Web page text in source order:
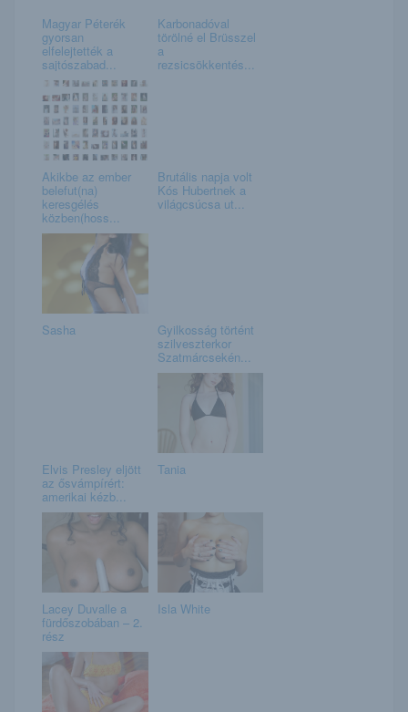
Magyar Péterék
gyorsan
elfelejtették a
sajtószabad...
Karbonadóval
törölné el Brüsszel
a
rezsicsökkentés...
Akikbe az ember
belefut(na)
keresgélés
közben(hoss...
Brutális napja volt
Kós Hubertnek a
világcsúcsa ut...
Sasha Gyilkosság történt
szilveszterkor
Szatmárcsekén...
Elvis Presley eljött
az ősvámpírért:
amerikai kézb...
Tania
Lacey Duvalle a
fürdőszobában – 2.
rész
Isla White